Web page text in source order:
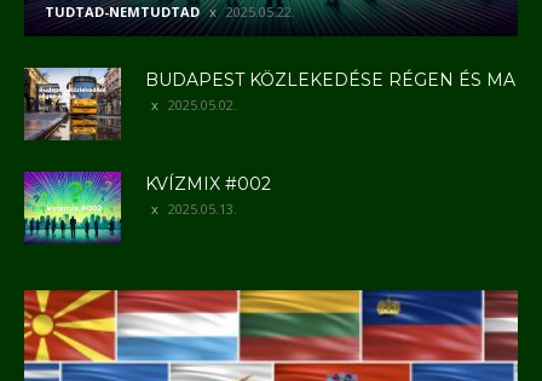
TUDTAD-NEMTUDTAD 2025.05.22.
BUDAPEST KÖZLEKEDÉSE RÉGEN ÉS MA
2025.05.02.
KVÍZMIX #002
2025.05.13.